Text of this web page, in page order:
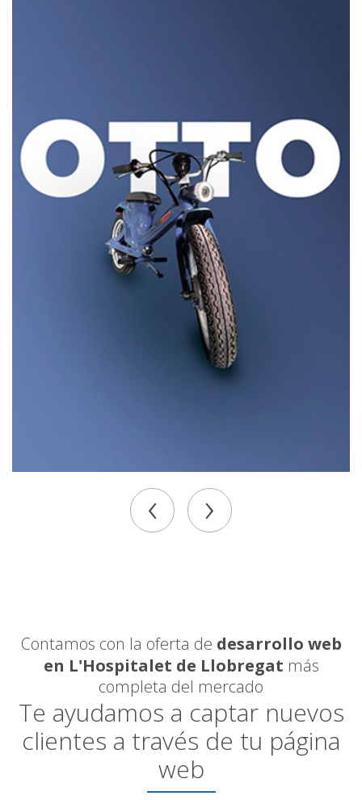
‹ ›
Contamos con la oferta de desarrollo web
en L'Hospitalet de Llobregat más
completa del mercado
Te ayudamos a captar nuevos
clientes a través de tu página
web